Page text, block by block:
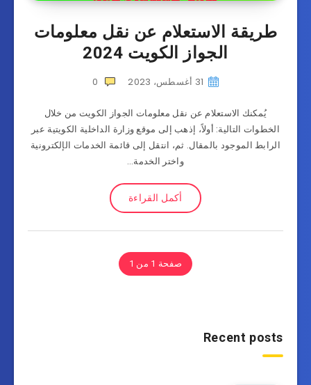
طريقة الاستعلام عن نقل معلومات
الجواز الكويت 2024
31 أغسطس، 2023 0
يُمكنك الاستعلام عن نقل معلومات الجواز الكويت من خلال
الخطوات التالية: أولاً، إذهب إلى موقع وزارة الداخلية الكويتية عبر
الرابط الموجود بالمقال. ثم، انتقل إلى قائمة الخدمات الإلكترونية
واختر الخدمة…
أكمل القراءة
صفحة 1 من 1
Recent posts